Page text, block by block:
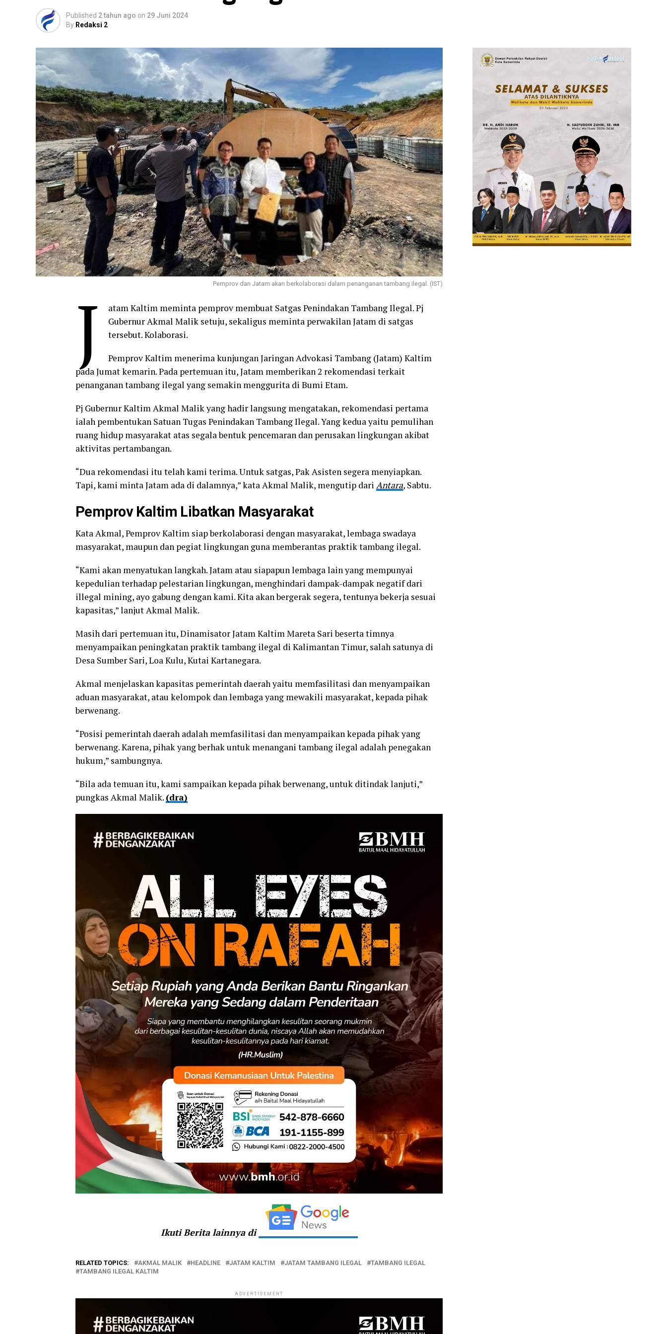
Published 2 tahun ago on 29 Juni 2024
By Redaksi 2
Pemprov dan Jatam akan berkolaborasi dalam penanganan tambang ilegal. (IST)
J
atam Kaltim meminta pemprov membuat Satgas Penindakan Tambang Ilegal. Pj
Gubernur Akmal Malik setuju, sekaligus meminta perwakilan Jatam di satgas
tersebut. Kolaborasi.
Pemprov Kaltim menerima kunjungan Jaringan Advokasi Tambang (Jatam) Kaltim
pada Jumat kemarin. Pada pertemuan itu, Jatam memberikan 2 rekomendasi terkait
penanganan tambang ilegal yang semakin menggurita di Bumi Etam.
Pj Gubernur Kaltim Akmal Malik yang hadir langsung mengatakan, rekomendasi pertama
ialah pembentukan Satuan Tugas Penindakan Tambang Ilegal. Yang kedua yaitu pemulihan
ruang hidup masyarakat atas segala bentuk pencemaran dan perusakan lingkungan akibat
aktivitas pertambangan.
“Dua rekomendasi itu telah kami terima. Untuk satgas, Pak Asisten segera menyiapkan.
Tapi, kami minta Jatam ada di dalamnya,” kata Akmal Malik, mengutip dari Antara, Sabtu.
Pemprov Kaltim Libatkan Masyarakat
Kata Akmal, Pemprov Kaltim siap berkolaborasi dengan masyarakat, lembaga swadaya
masyarakat, maupun dan pegiat lingkungan guna memberantas praktik tambang ilegal.
“Kami akan menyatukan langkah. Jatam atau siapapun lembaga lain yang mempunyai
kepedulian terhadap pelestarian lingkungan, menghindari dampak-dampak negatif dari
illegal mining, ayo gabung dengan kami. Kita akan bergerak segera, tentunya bekerja sesuai
kapasitas,” lanjut Akmal Malik.
Masih dari pertemuan itu, Dinamisator Jatam Kaltim Mareta Sari beserta timnya
menyampaikan peningkatan praktik tambang ilegal di Kalimantan Timur, salah satunya di
Desa Sumber Sari, Loa Kulu, Kutai Kartanegara.
Akmal menjelaskan kapasitas pemerintah daerah yaitu memfasilitasi dan menyampaikan
aduan masyarakat, atau kelompok dan lembaga yang mewakili masyarakat, kepada pihak
berwenang.
“Posisi pemerintah daerah adalah memfasilitasi dan menyampaikan kepada pihak yang
berwenang. Karena, pihak yang berhak untuk menangani tambang ilegal adalah penegakan
hukum,” sambungnya.
“Bila ada temuan itu, kami sampaikan kepada pihak berwenang, untuk ditindak lanjuti,”
pungkas Akmal Malik. (dra)
Ikuti Berita lainnya di
RELATED TOPICS: AKMAL MALIK HEADLINE JATAM KALTIM JATAM TAMBANG ILEGAL
TAMBANG ILEGAL
TAMBANG ILEGAL KALTIM
ADVERTISEMENT